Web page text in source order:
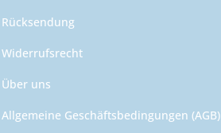
Rücksendung
Widerrufsrecht
Über uns
Allgemeine Geschäftsbedingungen (AGB)